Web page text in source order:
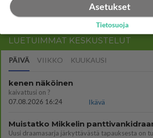
Takaisin ylös
LUETUIMMAT KESKUSTELUT
PÄIVÄ VIIKKO KUUKAUSI
kenen näköinen
kaivattusi on ?
07.08.2026 16:24
Ikävä
Muistatko Mikkelin
Asetukset
Tietosuoja